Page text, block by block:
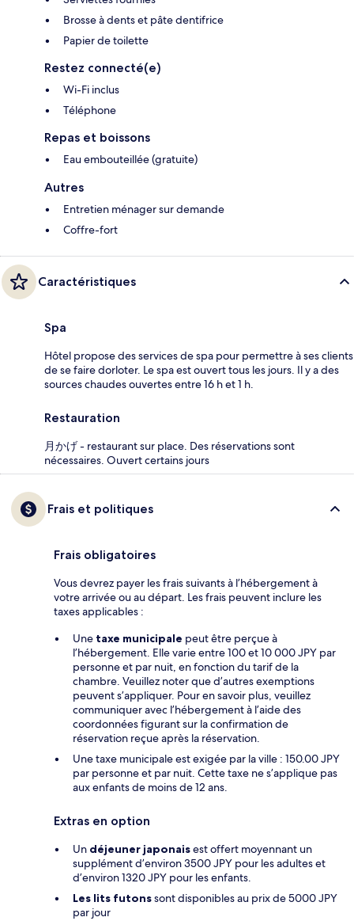
Brosse à dents et pâte dentifrice
Papier de toilette
Restez connecté(e)
Wi-Fi inclus
Téléphone
Repas et boissons
Eau embouteillée (gratuite)
Autres
Entretien ménager sur demande
Coffre-fort
Caractéristiques
Spa
Hôtel propose des services de spa pour permettre à ses clients
de se faire dorloter. Le spa est ouvert tous les jours. Il y a des
sources chaudes ouvertes entre 16 h et 1 h.
Restauration
月かげ - restaurant sur place. Des réservations sont
nécessaires. Ouvert certains jours
Frais et politiques
Frais obligatoires
Vous devrez payer les frais suivants à l’hébergement à
votre arrivée ou au départ. Les frais peuvent inclure les
taxes applicables :
Une taxe municipale peut être perçue à
l’hébergement. Elle varie entre 100 et 10 000 JPY par
personne et par nuit, en fonction du tarif de la
chambre. Veuillez noter que d’autres exemptions
peuvent s’appliquer. Pour en savoir plus, veuillez
communiquer avec l’hébergement à l’aide des
coordonnées figurant sur la confirmation de
réservation reçue après la réservation.
Une taxe municipale est exigée par la ville : 150.00 JPY
par personne et par nuit. Cette taxe ne s’applique pas
aux enfants de moins de 12 ans.
Extras en option
Un déjeuner japonaisest offert moyennant un
supplément d’environ 3500 JPY pour les adultes et
d’environ 1320 JPY pour les enfants.
Les lits futonssont disponibles au prix de 5000 JPY
par jour